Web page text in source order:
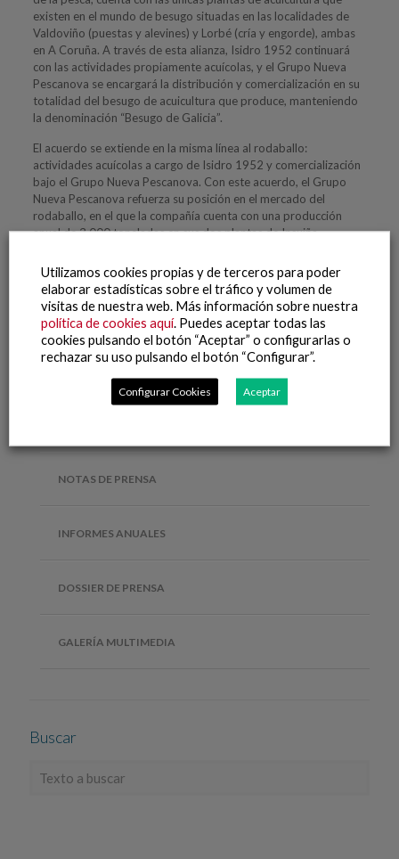
existen en el mundo de besugo situadas en las localidades de
Valdoviño (puestas y alevines) y Lorbé (cría y engorde), ambas
en A Coruña. A través de esta alianza, Isidro 1952 continuará
con las actividades propiamente acuícolas, y el Grupo Nueva
Pescanova se encargará la distribución y comercialización en su
totalidad del besugo de acuicultura que produce, manteniendo
la denominación “Besugo de Galicia”.
El acuerdo se extiende en la misma línea al rodaballo:
actividades acuícolas a cargo de Isidro 1952 y comercialización
bajo el Grupo Nueva Pescanova. Con este acuerdo, el Grupo
Nueva Pescanova refuerza su posición en el mercado del
rodaballo, en el que la compañía cuenta con una producción
anual de 3.000 toneladas en sus dos plantas de Insuiña,
rodaballo.
Además de estas dos especies, Isidro 1952 también cultiva y
comercializa trucha blanca y asalmonada.
NOTAS DE PRENSA
INFORMES ANUALES
DOSSIER DE PRENSA
GALERÍA MULTIMEDIA
Buscar
Utilizamos cookies propias y de terceros para poder
elaborar estadísticas sobre el tráfico y volumen de
visitas de nuestra web. Más información sobre nuestra
política de cookies aquí. Puedes aceptar todas las
cookies pulsando el botón “Aceptar” o configurarlas o
rechazar su uso pulsando el botón “Configurar”.
Configurar Cookies Aceptar